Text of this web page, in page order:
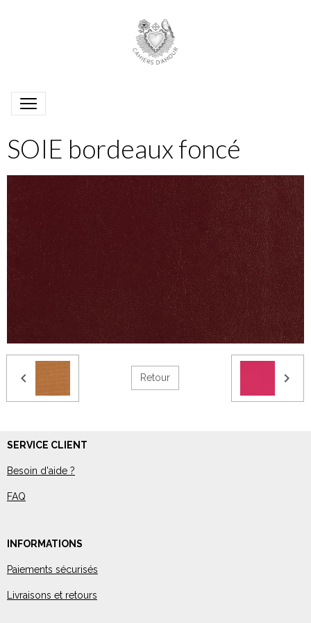
SOIE bordeaux foncé
Retour
SERVICE CLIENT
Besoin d'aide ?
FAQ
INFORMATIONS
Paiements sécurisés
Livraisons et retours